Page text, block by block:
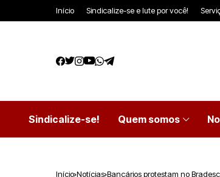
Início Sindicalize-se e lute por você!
Sindicalize-se! Quem somos
Início Notícias Bancários protestam no